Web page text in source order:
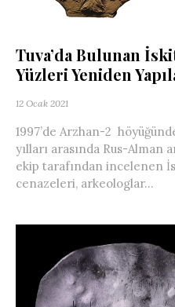
Tuva’da Bulunan
Yüzleri Yeniden
12 Ocak 2021
1997’de Arzhan-2
yılları arasında Rus-Alman
ekip tarafından incelenen
cenazeleri, arkeologlar...